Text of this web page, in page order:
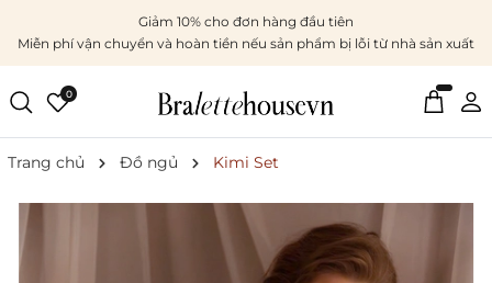
Giảm 10% cho đơn hàng đầu tiên
Miễn phí vận chuyển và hoàn tiền nếu sản phẩm bị lỗi từ nhà sản xuất
0
Trang chủ Đồ ngủ Kimi Set